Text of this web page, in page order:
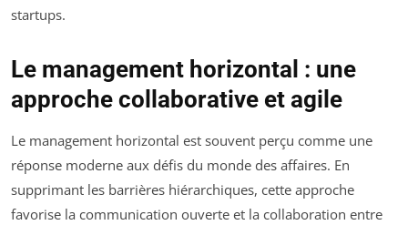
startups.
Le management horizontal : une
approche collaborative et agile
Le management horizontal est souvent perçu comme une
réponse moderne aux défis du monde des affaires. En
supprimant les barrières hiérarchiques, cette approche
favorise la communication ouverte et la collaboration entre